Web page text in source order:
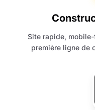
Site rapide, mobile-
première ligne de